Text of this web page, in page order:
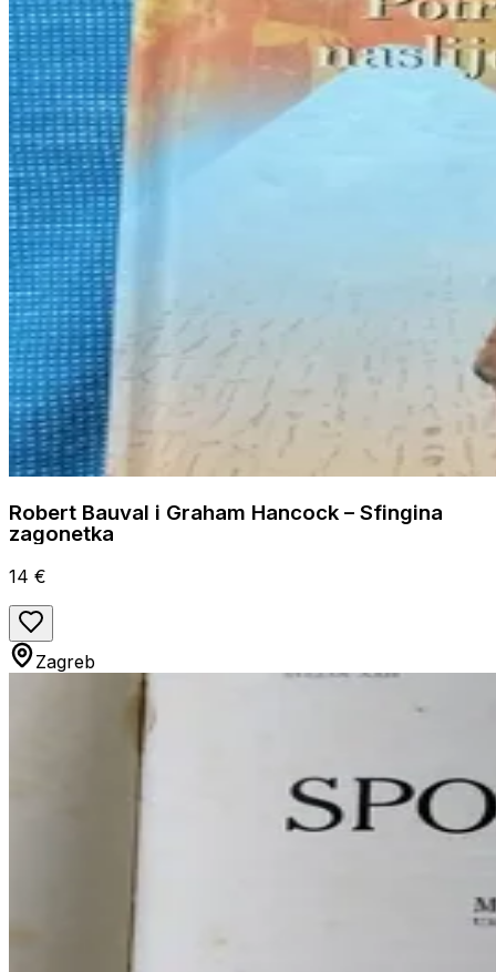
Robert Bauval i Graham Hancock – Sfingina
zagonetka
14 €
Zagreb